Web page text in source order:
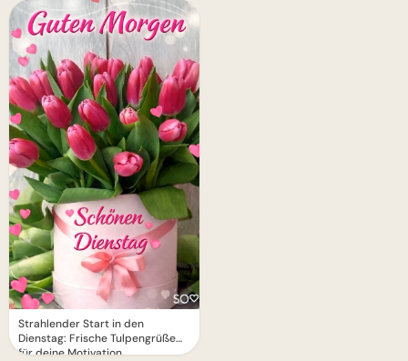
Strahlender Start in den
Dienstag: Frische Tulpengrüße
für deine Motivation